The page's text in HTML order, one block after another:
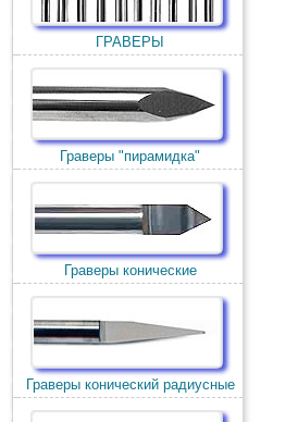
ГРАВЕРЫ
Граверы "пирамидка"
Граверы конические
Граверы конический радиусные